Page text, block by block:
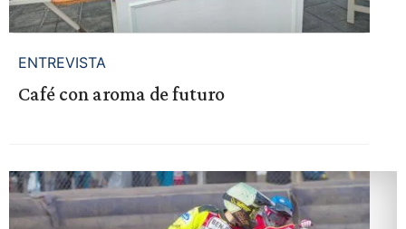
ENTREVISTA
Café con aroma de futuro